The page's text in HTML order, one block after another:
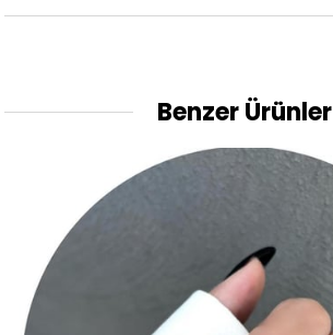
Benzer Ürünler